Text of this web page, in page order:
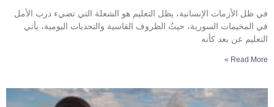
في ظل الأزمات الإنسانية، يظل التعليم هو الشعلة التي تضيء درب الأمل
في المخيمات السورية، حيثُ الظروف القاسية والتحديات اليومية، يأتي
التعليم عن بعد كأنه
Read More »